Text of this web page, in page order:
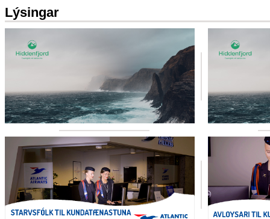
Lýsingar